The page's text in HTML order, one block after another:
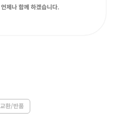
언제나 함께 하겠습니다.
교환/반품